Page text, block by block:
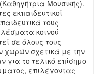
(Καθηγήτρια Μουσικής).
εκπαιδευτικοί
τους
κοινού
σε όλους τους
χωρών σχετικά με την
το τελικό επίσημο
επιλέγοντας